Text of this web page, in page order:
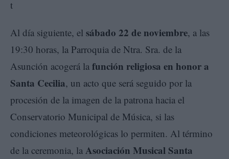
Al día siguiente, el sábado 22 de noviembre, a las
19:30 horas, la Parroquia de Ntra. Sra. de la
Asunción acogerá la función religiosa en honor a
Santa Cecilia, un acto que será seguido por la
procesión de la imagen de la patrona hacia el
Conservatorio Municipal de Música, si las
condiciones meteorológicas lo permiten. Al término
de la ceremonia, la Asociación Musical Santa